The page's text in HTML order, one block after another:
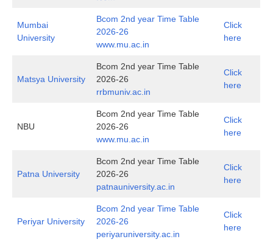
Mumbai
University
Bcom 2nd year Time Table
2026-26
www.mu.ac.in
Click
here
Matsya University
Bcom 2nd year Time Table
2026-26
rrbmuniv.ac.in
Click
here
NBU
Bcom 2nd year Time Table
2026-26
www.mu.ac.in
Click
here
Patna University
Bcom 2nd year Time Table
2026-26
patnauniversity.ac.in
Click
here
Periyar University
Bcom 2nd year Time Table
2026-26
periyaruniversity.ac.in
Click
here